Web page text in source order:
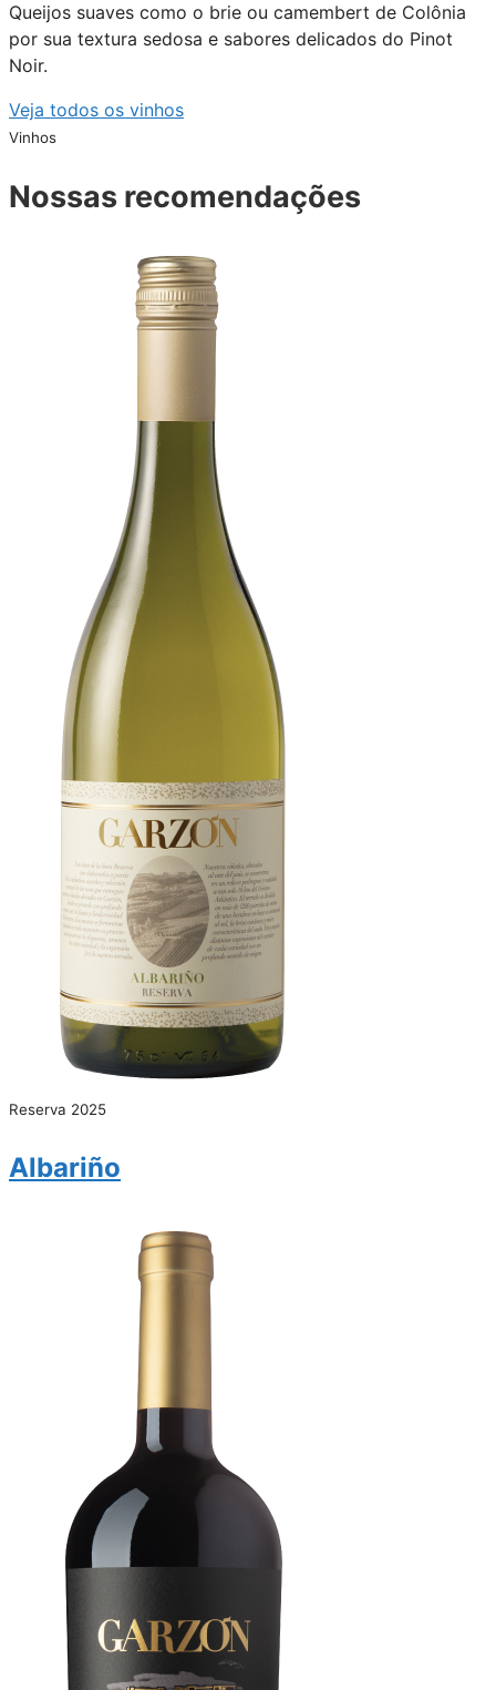
Queijos suaves como o brie ou camembert de Colônia
por sua textura sedosa e sabores delicados do Pinot
Noir.
Veja todos os vinhos
Vinhos
Nossas recomendações
Reserva 2025
Albariño